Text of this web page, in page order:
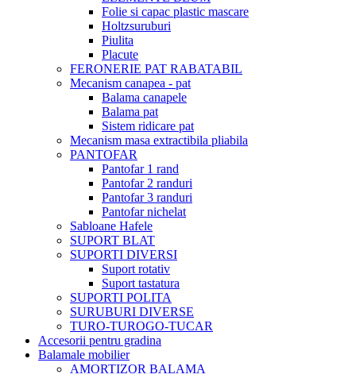
Folie si capac plastic mascare
Holtzsuruburi
Piulita
Placute
FERONERIE PAT RABATABIL
Mecanism canapea - pat
Balama canapele
Balama pat
Sistem ridicare pat
Mecanism masa extractibila pliabila
PANTOFAR
Pantofar 1 rand
Pantofar 2 randuri
Pantofar 3 randuri
Pantofar nichelat
Sabloane Hafele
SUPORT BLAT
SUPORTI DIVERSI
Suport rotativ
Suport tastatura
SUPORTI POLITA
SURUBURI DIVERSE
TURO-TUROGO-TUCAR
Accesorii pentru gradina
Balamale mobilier
AMORTIZOR BALAMA